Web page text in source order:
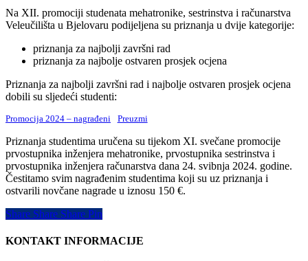
Na XII. promociji studenata mehatronike, sestrinstva i računarstva
Veleučilišta u Bjelovaru podijeljena su priznanja u dvije kategorije:
priznanja za najbolji završni rad
priznanja za najbolje ostvaren prosjek ocjena
Priznanja za najbolji završni rad i najbolje ostvaren prosjek ocjena
dobili su sljedeći studenti:
Promocija 2024 – nagrađeni Preuzmi
Priznanja studentima uručena su tijekom XI. svečane promocije
prvostupnika inženjera mehatronike, prvostupnika sestrinstva i
prvostupnika inženjera računarstva dana 24. svibnja 2024. godine.
Čestitamo svim nagrađenim studentima koji su uz priznanja i
ostvarili novčane nagrade u iznosu 150 €.
Share
Share Share Share Pin
KONTAKT INFORMACIJE